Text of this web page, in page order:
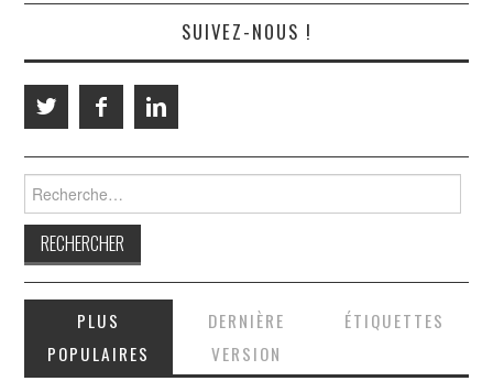
SUIVEZ-NOUS !
Rechercher :
PLUS
POPULAIRES
DERNIÈRE
VERSION
ÉTIQUETTES